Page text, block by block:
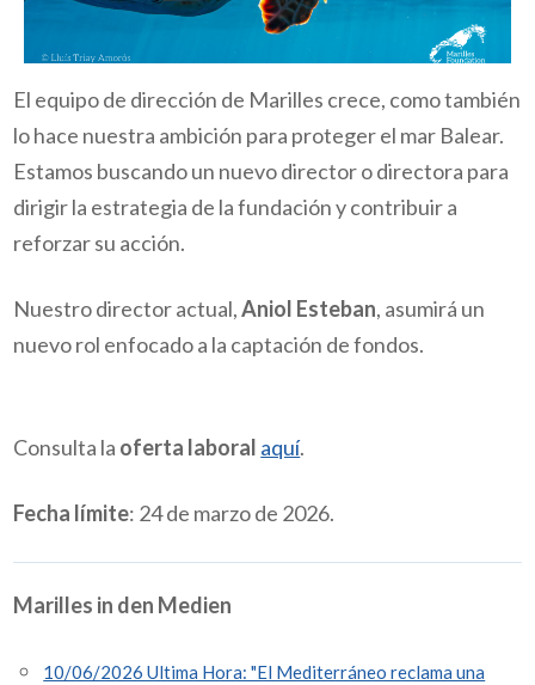
El equipo de dirección de Marilles crece, como también
lo hace nuestra ambición para proteger el mar Balear.
Estamos buscando un nuevo director o directora para
dirigir la estrategia de la fundación y contribuir a
reforzar su acción.
Nuestro director actual,Aniol Esteban, asumirá un
nuevo rol enfocado a la captación de fondos.
Consulta la oferta laboral aquí.
Fecha límite: 24 de marzo de 2026.
Marilles in den Medien
10/06/2026 Ultima Hora: "El Mediterráneo reclama una